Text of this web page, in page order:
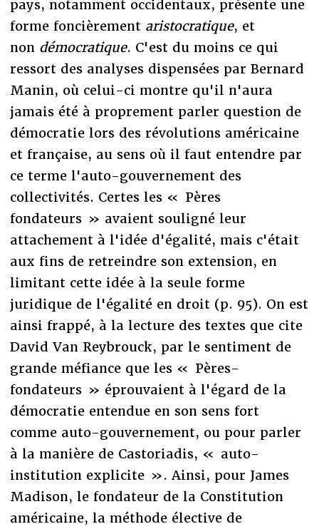
pays, notamment occidentaux, présente une
forme foncièrement aristocratique, et
non démocratique. C'est du moins ce qui
ressort des analyses dispensées par Bernard
Manin, où celui-ci montre qu'il n'aura
jamais été à proprement parler question de
démocratie lors des révolutions américaine
et française, au sens où il faut entendre par
ce terme l'auto-gouvernement des
collectivités. Certes les « Pères
fondateurs » avaient souligné leur
attachement à l'idée d'égalité, mais c'était
aux fins de retreindre son extension, en
limitant cette idée à la seule forme
juridique de l'égalité en droit (p. 95). On est
ainsi frappé, à la lecture des textes que cite
David Van Reybrouck, par le sentiment de
grande méfiance que les « Pères-
fondateurs » éprouvaient à l'égard de la
démocratie entendue en son sens fort
comme auto-gouvernement, ou pour parler
à la manière de Castoriadis, « auto-
institution explicite ». Ainsi, pour James
Madison, le fondateur de la Constitution
américaine, la méthode élective de